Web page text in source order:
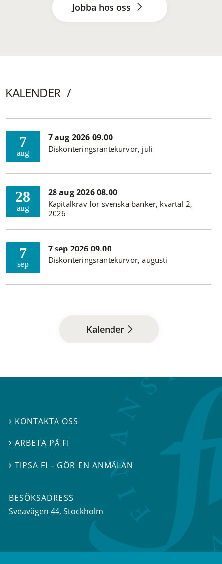
Jobba hos oss
KALENDER
7
aug
7 aug 2026 09.00
Diskonteringsräntekurvor, juli
28
aug
28 aug 2026 08.00
Kapitalkrav för svenska banker, kvartal 2,
2026
7
sep
7 sep 2026 09.00
Diskonteringsräntekurvor, augusti
Kalender
 KONTAKTA OSS
ARBETA PÅ FI
TIPSA FI – GÖR EN ANMÄLAN
BESÖKSADRESS
Sveavägen 44, Stockholm